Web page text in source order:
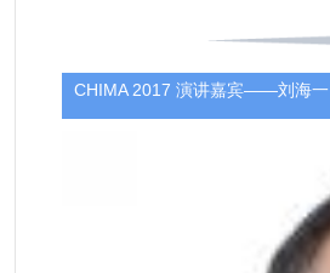
CHIMA 2017 演讲嘉宾——刘海一